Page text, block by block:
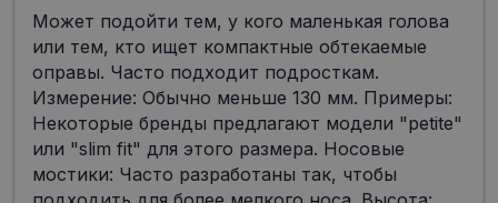
Может подойти тем, у кого маленькая голова
или тем, кто ищет компактные обтекаемые
оправы. Часто подходит подросткам.
Измерение: Обычно меньше 130 мм. Примеры:
Некоторые бренды предлагают модели "petite"
или "slim fit" для этого размера. Носовые
мостики: Часто разработаны так, чтобы